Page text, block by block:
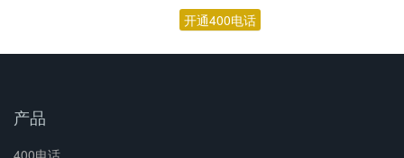
开通400电话
产品
400电话